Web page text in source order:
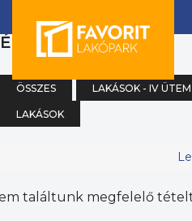
content
ÉK
ÖSSZES LAKÁSOK - IV ÜTEM
LAKÁSOK
találtunk megfelelő